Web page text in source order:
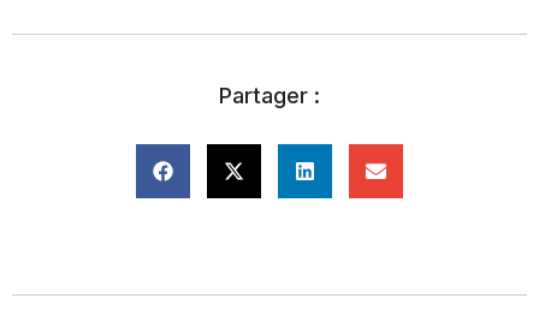
Partager :